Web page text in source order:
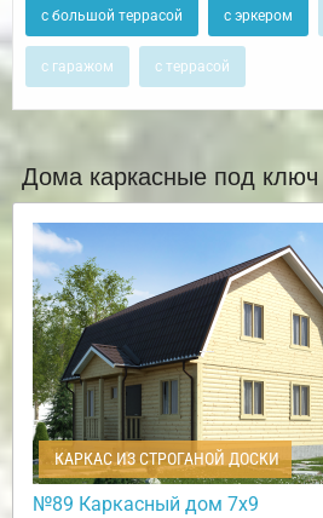
с большой террасой с эркером
с гаражом с террасой
Дома каркасные под
КАРКАС ИЗ СТРОГАНОЙ ДОСКИ
№89 Каркасный дом 7х9